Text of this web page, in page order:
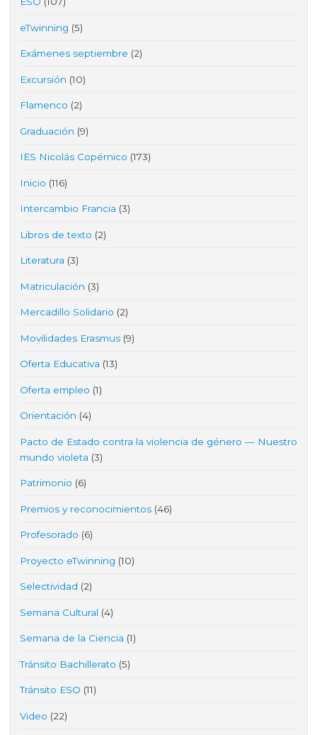
eTwinning (5)
Exámenes septiembre (2)
Excursión (10)
Flamenco (2)
Graduación (9)
IES Nicolás Copérnico (173)
Inicio (116)
Intercambio Francia (3)
Libros de texto (2)
Literatura (3)
Matriculación (3)
Mercadillo Solidario (2)
Movilidades Erasmus (9)
Oferta Educativa (13)
Oferta empleo (1)
Orientación (4)
Pacto de Estado contra la violencia de género — Nuestro
mundo violeta (3)
Patrimonio (6)
Premios y reconocimientos (46)
Profesorado (6)
Proyecto eTwinning (10)
Selectividad (2)
Semana Cultural (4)
Semana de la Ciencia (1)
Tránsito Bachillerato (5)
Tránsito ESO (11)
Video (22)